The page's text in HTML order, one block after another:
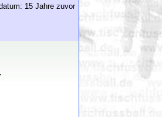
15 Jahre zuvor